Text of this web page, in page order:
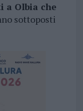
a Olbia che
sottoposti